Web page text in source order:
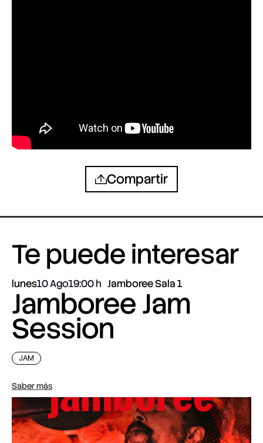
Compartir
Te puede interesar
lunes10 Ago19:00 Jamboree Sala 1
Jamboree Jam
Session
JAM
Saber más